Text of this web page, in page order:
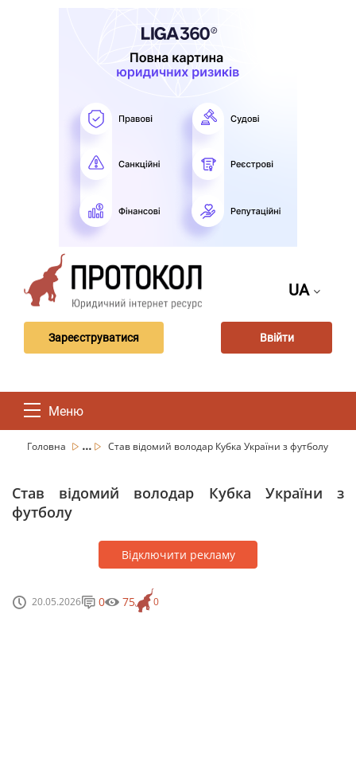
UA
Зареєструватися Ввійти
Меню
Головна ... Став відомий володар Кубка України з футболу
Став відомий володар Кубка України з
футболу
Відключити рекламу
20.05.2026 0
0 75